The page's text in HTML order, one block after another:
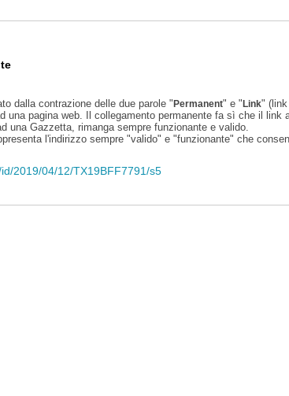
dalla contrazione delle due parole "Permanent" e "Link"
una pagina web. Il collegamento permanente fa sì che il link
una Gazzetta, rimanga sempre funzionante e valido.
l'indirizzo sempre "valido" e "funzionante" che
2019/04/12/TX19BFF7791/s5